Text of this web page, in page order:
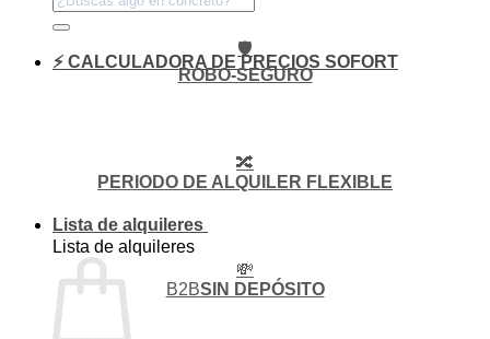
⚡ CALCULADORA DE PRECIOS SOFORT
Lista de alquileres
Lista de alquileres
🛡️
ROBO-SEGURO
🔀
PERIODO DE ALQUILER FLEXIBLE
💸
B2BSIN DEPÓSITO